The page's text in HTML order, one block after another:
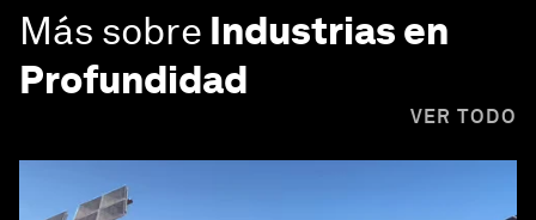
Más sobre Industrias en
Profundidad
VER TODO